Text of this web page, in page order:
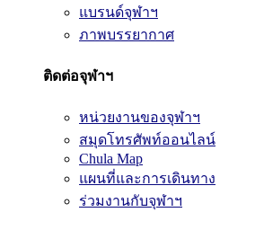
แบรนด์จุฬาฯ
ภาพบรรยากาศ
ติดต่อจุฬาฯ
หน่วยงานของจุฬาฯ
สมุดโทรศัพท์ออนไลน์
Chula Map
แผนที่และการเดินทาง
ร่วมงานกับจุฬาฯ